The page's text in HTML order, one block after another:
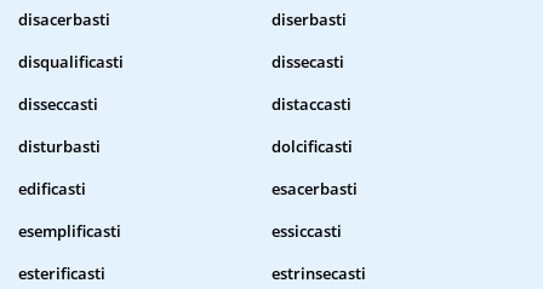
disacerbasti
diserbasti
disqualificasti
dissecasti
disseccasti
distaccasti
disturbasti
dolcificasti
edificasti
esacerbasti
esemplificasti
essiccasti
esterificasti
estrinsecasti